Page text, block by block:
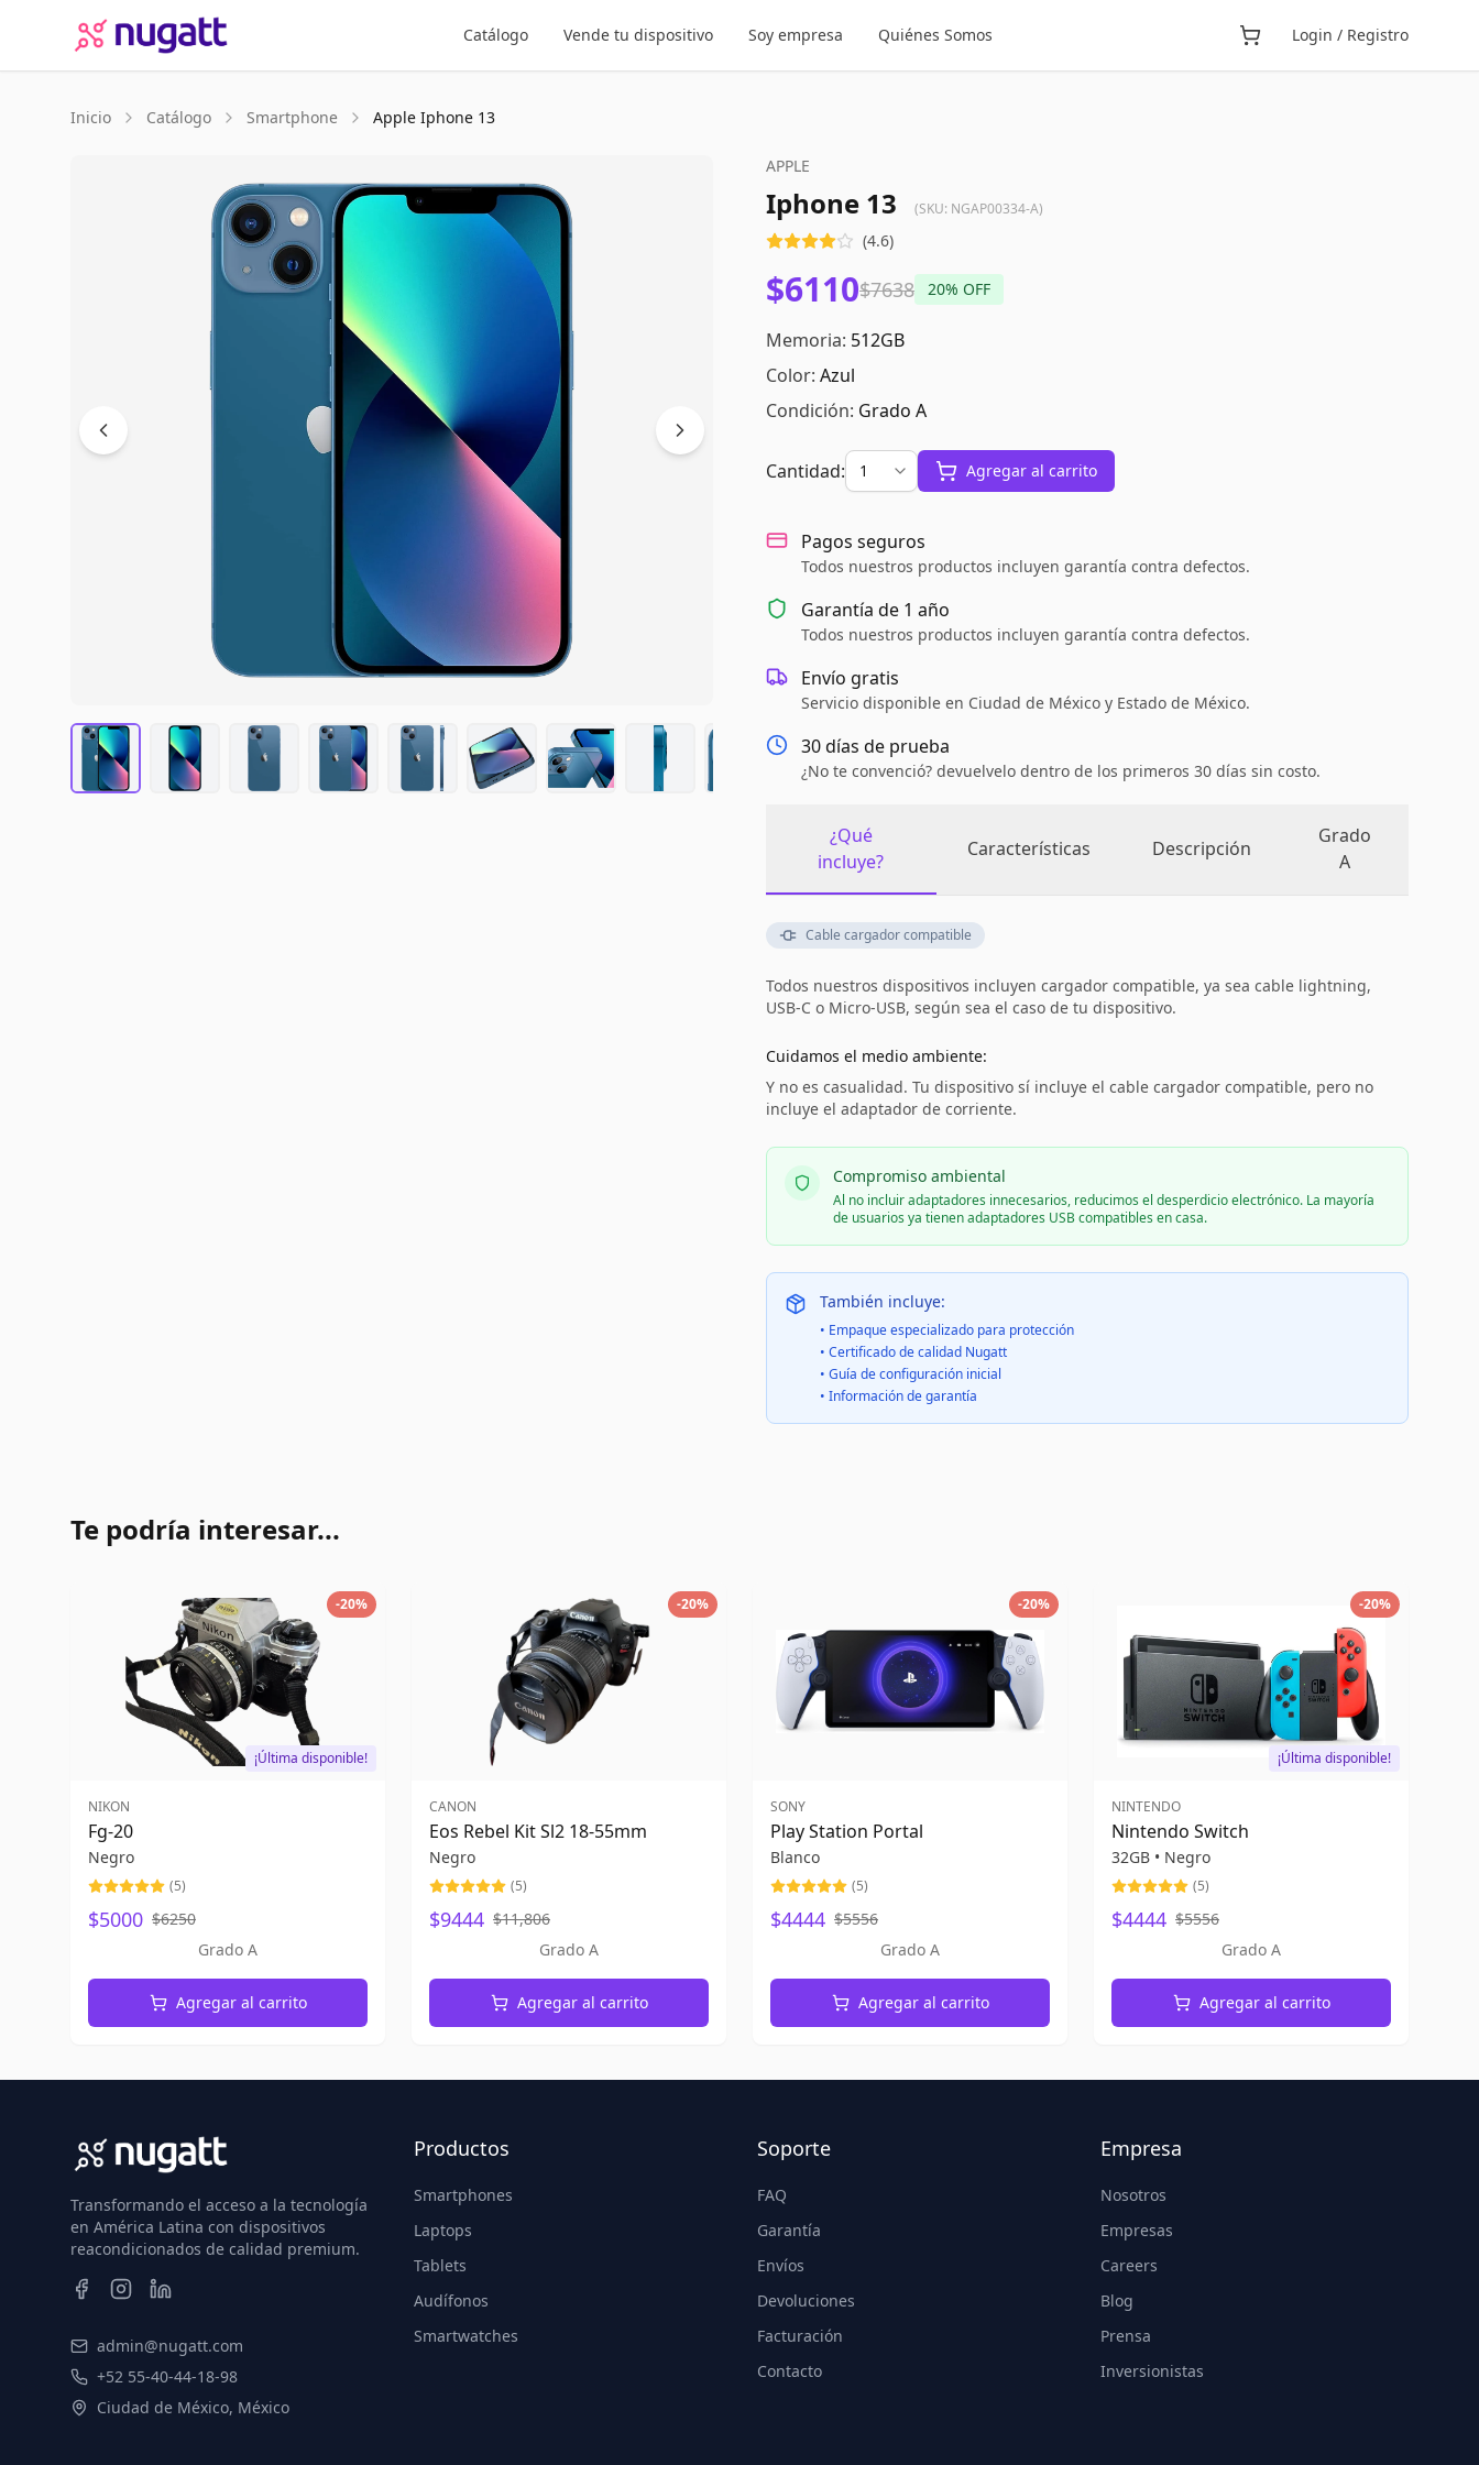
Catálogo Vende tu dispositivo Soy empresa Quiénes Somos Login / Registro
Inicio Catálogo Smartphone Apple Iphone 13
APPLE
Iphone 13 (SKU: NGAP00334-A)
(4.6)
$6110$7638 20% OFF
Memoria: 512GB
Color: Azul
Condición: Grado A
Cantidad: Agregar al carrito
Pagos seguros
Todos nuestros productos incluyen garantía contra defectos.
Garantía de 1 año
Todos nuestros productos incluyen garantía contra defectos.
Envío gratis
Servicio disponible en Ciudad de México y Estado de México.
30 días de prueba
¿No te convenció? devuelvelo dentro de los primeros 30 días sin costo.
¿Qué
incluye?
Características Descripción
Grado
A
Cable cargador compatible
Todos nuestros dispositivos incluyen cargador compatible, ya sea cable lightning,
USB-C o Micro-USB, según sea el caso de tu dispositivo.
Cuidamos el medio ambiente:
Y no es casualidad. Tu dispositivo sí incluye el cable cargador compatible, pero no
incluye el adaptador de corriente.
Compromiso ambiental
Al no incluir adaptadores innecesarios, reducimos el desperdicio electrónico. La mayoría
de usuarios ya tienen adaptadores USB compatibles en casa.
También incluye:
• Empaque especializado para protección
• Certificado de calidad Nugatt
• Guía de configuración inicial
• Información de garantía
Te podría interesar...
-20%
¡Última disponible!
NIKON
Fg-20
Negro
(5)
$5000 $6250
Grado A
Agregar al carrito
-20%
CANON
Eos Rebel Kit Sl2 18-55mm
Negro
(5)
$9444 $11,806
Grado A
Agregar al carrito
-20%
SONY
Play Station Portal
Blanco
(5)
$4444 $5556
Grado A
Agregar al carrito
-20%
¡Última disponible!
NINTENDO
Nintendo Switch
32GB • Negro
(5)
$4444 $5556
Grado A
Agregar al carrito
Transformando el acceso a la tecnología
en América Latina con dispositivos
reacondicionados de calidad premium.
admin@nugatt.com
+52 55-40-44-18-98
Ciudad de México, México
Productos
Smartphones
Laptops
Tablets
Audífonos
Smartwatches
Soporte
FAQ
Garantía
Envíos
Devoluciones
Facturación
Contacto
Empresa
Nosotros
Empresas
Careers
Blog
Prensa
Inversionistas